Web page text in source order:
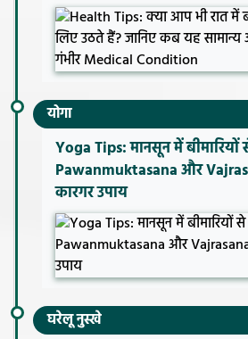
योगा
Yoga Tips: मानसून में
Pawanmuktasana और
कारगर उपाय
घरेलू नुस्खे